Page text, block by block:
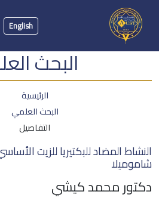
English
البحث
الرئيسية
البحث العلمي
التفاصيل
النشاط المضاد للبكتيريا للزيت
شاموميلا
دكتور محمد كيشي